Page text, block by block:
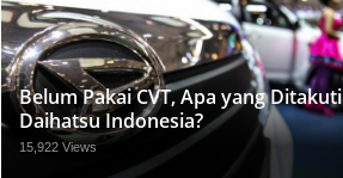
Belum Pakai CVT, Apa yang Ditakuti
Daihatsu Indonesia?
15,922 Views